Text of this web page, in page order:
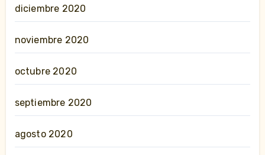
diciembre 2020
noviembre 2020
octubre 2020
septiembre 2020
agosto 2020